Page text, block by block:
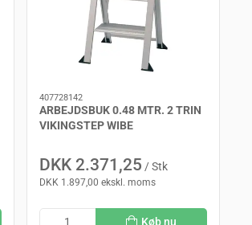
407728142
ARBEJDSBUK 0.48 MTR. 2 TRIN
VIKINGSTEP WIBE
DKK 2.371,25 / Stk
DKK 1.897,00 ekskl. moms
Køb nu